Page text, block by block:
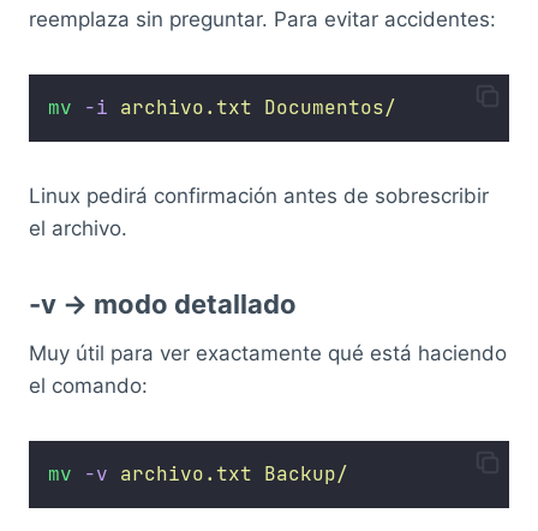
reemplaza sin preguntar. Para evitar accidentes:
mv -i archivo.txt Documentos/
Linux pedirá confirmación antes de sobrescribir
el archivo.
-v → modo detallado
Muy útil para ver exactamente qué está haciendo
el comando:
mv -v archivo.txt Backup/